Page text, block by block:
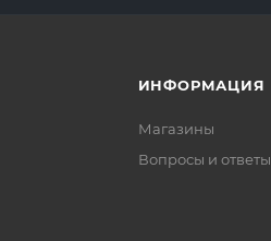
ИНФОРМАЦИЯ
Магазины
Вопросы и ответы